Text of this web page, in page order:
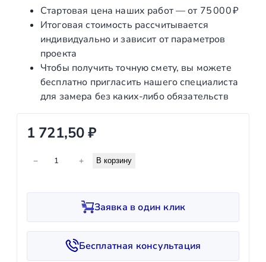
Стартовая цена наших работ — от 75 000 ₽
Итоговая стоимость рассчитывается
индивидуально и зависит от параметров
проекта
Чтобы получить точную смету, вы можете
бесплатно пригласить нашего специалиста
для замера без каких‑либо обязательств
1 721,50₽
е
− + В корзину
Заявка в один клик
Бесплатная консультация